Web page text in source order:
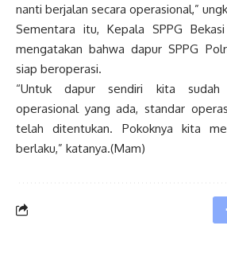
nanti berjalan secara operasional,”
Sementara itu, Kepala SPPG
mengatakan bahwa dapur SPPG
siap beroperasi.
“Untuk dapur sendiri kita sudah
operasional yang ada, standar
telah ditentukan. Pokoknya kita
berlaku,” katanya.(Mam)